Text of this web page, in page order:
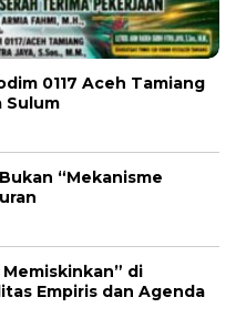
0117 Aceh Tamiang
Sulum
“Mekanisme
di
Empiris dan Agenda